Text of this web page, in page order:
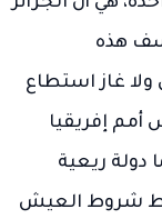
هذه
ولا غاز استطاع
إفريقيا
دولة ريعية
شروط العيش